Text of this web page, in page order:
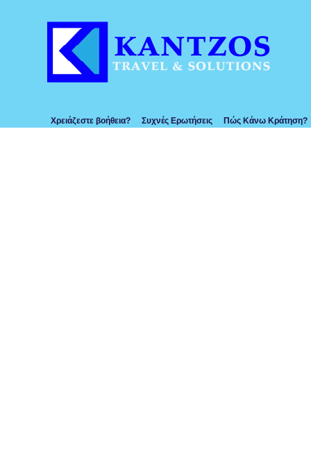
Χρειάζεστε βοήθεια? Συχνές Ερωτήσεις Πώς Κάνω Κράτηση?